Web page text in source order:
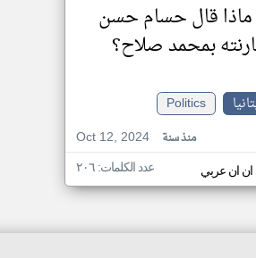
قال حسام حسن
بمحمد صلاح؟
Politics
Oct 12, 2024
منذ سنة
ان عربي عدد الكلمات: ٢٠٦